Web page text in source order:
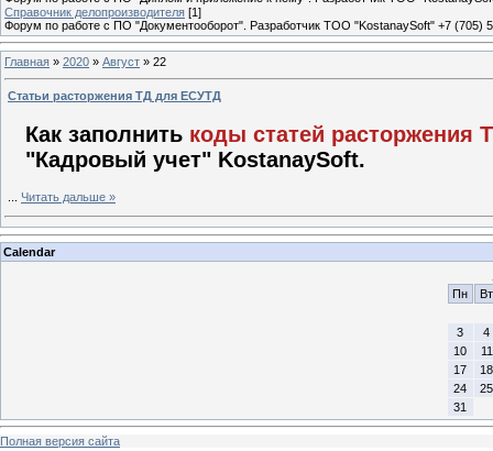
Справочник делопроизводителя [1]
Форум по работе с ПО "Документооборот". Разработчик ТОО "KostanaySoft" +7 (705)
Главная » 2020 » Август » 22
Статьи расторжения ТД для ЕСУТД
Как заполнить коды статей расторжения
"Кадровый учет" KostanaySoft.
Читать дальше »
Calendar
Пн
Вт
3
4
10
11
17
18
24
25
31
Полная версия сайта